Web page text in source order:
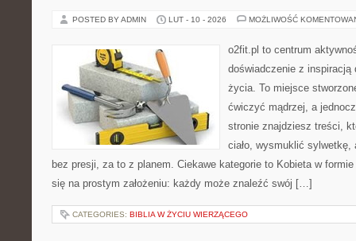
POSTED BY ADMIN LUT - 10 - 2026 MOŻLIWOŚĆ
o2fit.pl to centrum
doświadczenie z
życia. To miejsce
ćwiczyć mądrzej, a
stronie znajdziesz treści,
ciało, wysmuklić
bez presji, za to z planem. Ciekawe kategorie to Kobieta w
się na prostym założeniu: każdy może znaleźć swój […]
CATEGORIES: BIBLIA W ŻYCIU WIERZĄCEGO